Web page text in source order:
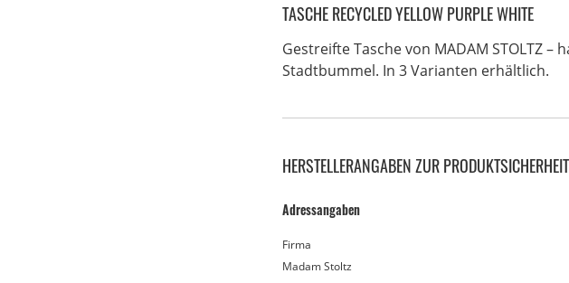
TASCHE RECYCLED YELLOW PURPLE WHITE
Gestreifte Tasche von MADAM STOLTZ
Stadtbummel. In 3 Varianten erhältlich.
HERSTELLERANGABEN ZUR
Adressangaben
Firma
Madam Stoltz